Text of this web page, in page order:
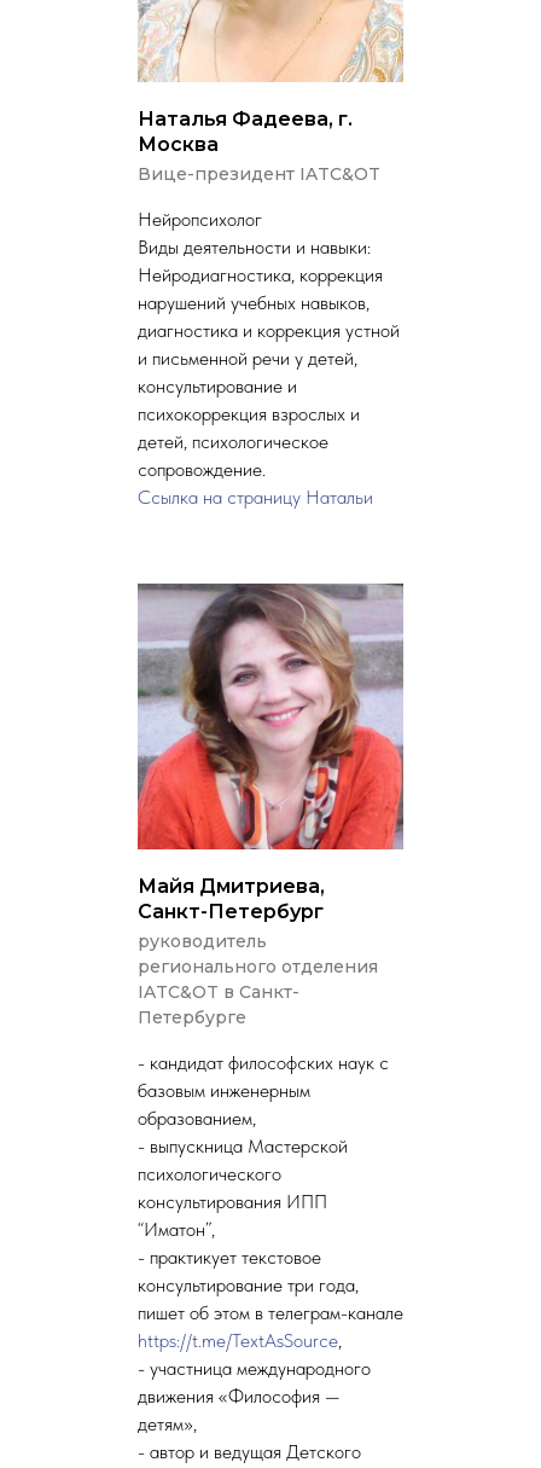
Наталья Фадеева, г.
Москва
Вице-президент IATC&OT
Нейропсихолог
Виды деятельности и навыки:
Нейродиагностика, коррекция
нарушений учебных навыков,
диагностика и коррекция устной
и письменной речи у детей,
консультирование и
психокоррекция взрослых и
детей, психологическое
сопровождение.
Ссылка на страницу Натальи
Майя Дмитриева,
Санкт-Петербург
руководитель
регионального отделения
IATC&OT в Санкт-
Петербурге
- кандидат философских наук с
базовым инженерным
образованием,
- выпускница Мастерской
психологического
консультирования ИПП
“Иматон”,
- практикует текстовое
консультирование три года,
пишет об этом в телеграм-канале
https://t.me/TextAsSource,
- участница международного
движения «Философия —
детям»,
- автор и ведущая Детского